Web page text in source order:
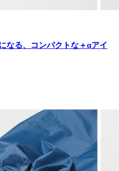
なる、コンパクトな＋αアイ